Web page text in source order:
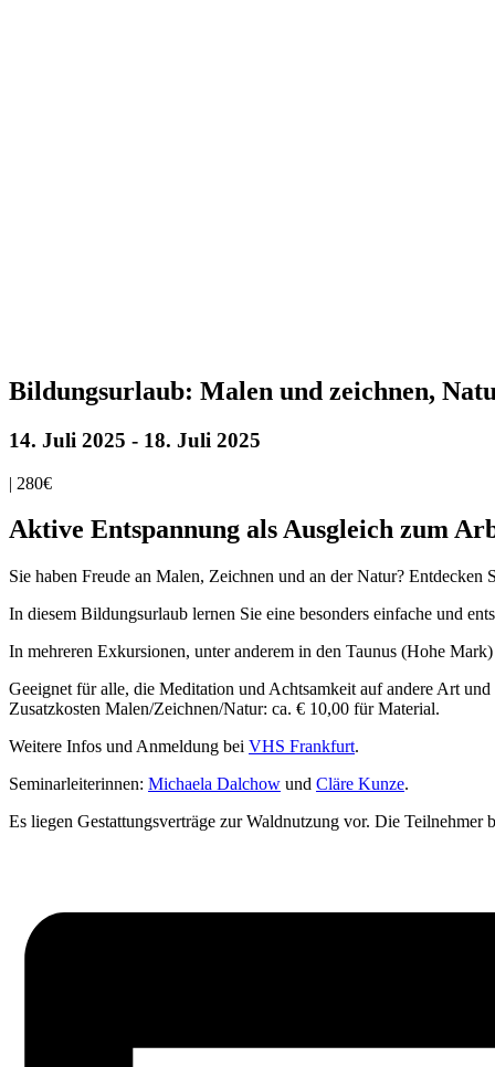
Bildungsurlaub: Malen und zeichnen,
14. Juli 2025 - 18. Juli 2025
| 280€
Aktive Entspannung als Ausgleich zum
Sie haben Freude an Malen, Zeichnen und an der Natur?
In diesem Bildungsurlaub lernen Sie eine besonders einfache und
In mehreren Exkursionen, unter anderem in den Taunus (Hohe
Geeignet für alle, die Meditation und Achtsamkeit auf andere Art
Zusatzkosten Malen/Zeichnen/Natur: ca. € 10,00 für Material.
Weitere Infos und Anmeldung bei VHS Frankfurt.
Seminarleiterinnen: Michaela Dalchow und Cläre Kunze.
Es liegen Gestattungsverträge zur Waldnutzung vor. Die